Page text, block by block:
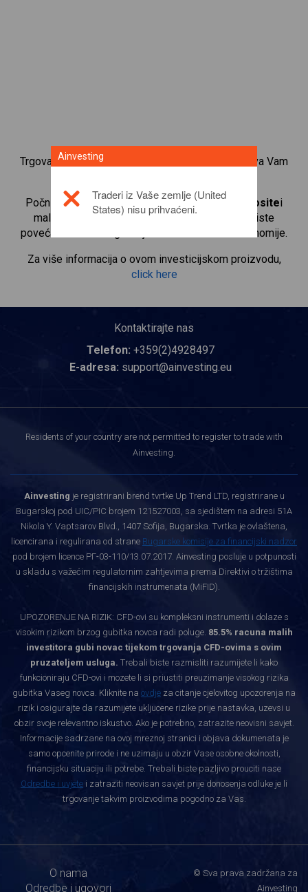
Trgovanje CFD-ovima na indekse dionica osigurava Vam
Počnite trgovati CFD-ovima naNASDAQ Compositei
malim maržnim depozitima radi poluge, kako biste
povećali volumen trgovanja. Pratite sektore i ekonomije.
Za više informacija o ovom investicijskom proizvodu,
click here
Kontaktirajte nas
Telefon: +359(2)4928497
E-adresa: support@ainvesting.eu
Residents of your country are not permitted to register to trade with
Ainvesting.
Ainvesting je registrirani brend tvrtke Up Trend LTD, registrirane u
Bugarskoj pod UIC/PIC brojem 121527003, sa sjedištem na adresi 51A
Nikola Y. Vaptsarov Blvd., 1407 Sofija, Bugarska. Tvrtka je ovlaštena,
licencirana i regulirana od strane Bugarske komisije za financijski nadzor
pod brojem licence РГ-03-110/13.07.2017. Ainvesting posluje u potpunosti
u skladu s važećim regulatornim zahtjevima prema Direktivi o tržištima
financijskih instrumenata (MiFID).
UPOZORENJE NA RIZIK: CFD-ovi su kompleksni instrumenti i dolaze s
visokim rizikom brzog gubitka novca radi poluge. 85.5% racuna malih
investitora gubi novac tijekom trgovanja CFD-ovima s ovim
pruzateljem usluga. Trebali biste razmisliti razumijete li kako
funkcioniraju CFD-ovi i mozete li si priustiti preuzimanje visokog rizika
gubitka Vaseg novca. Kliknite na ovdje za citanje cjelovitog upozorenja na
rizik i osigurajte da razumijete ukljucene rizike prije nastavka, uzevsi u
obzir svoje relevantno iskustvo. Ako je potrebno, zatrazite neovisni savjet.
Informacije sadrzane na ovoj mreznoj stranici i objava dokumenata je
samo opcenite prirode i ne uzimaju u obzir Vase osobne okolnosti,
financijsku situaciju ili potrebe. Trebali biste pazljivo prouciti nase
Odredbe i uvjete i zatraziti neovisan savjet prije donosenja odluke je li
trgovanje takvim proizvodima pogodno za Vas.
O nama
Odredbe i ugovori
© Sva prava zadržana za
Ainvesting
Ainvesting
Traderi iz Vaše zemlje (United
States) nisu prihvaćeni.